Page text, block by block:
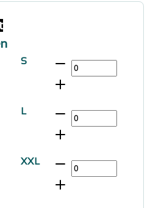
S
L
XXL